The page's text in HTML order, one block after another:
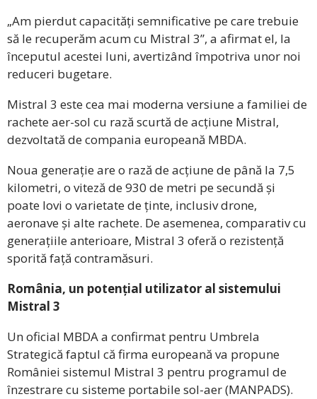
„Am pierdut capacități semnificative pe care trebuie
să le recuperăm acum cu Mistral 3”, a afirmat el, la
începutul acestei luni, avertizând împotriva unor noi
reduceri bugetare.
Mistral 3 este cea mai moderna versiune a familiei de
rachete aer-sol cu rază scurtă de acțiune Mistral,
dezvoltată de compania europeană MBDA.
Noua generație are o rază de acțiune de până la 7,5
kilometri, o viteză de 930 de metri pe secundă și
poate lovi o varietate de ținte, inclusiv drone,
aeronave și alte rachete. De asemenea, comparativ cu
generațiile anterioare, Mistral 3 oferă o rezistență
sporită față contramăsuri.
România, un potențial utilizator al sistemului
Mistral 3
Un oficial MBDA a confirmat pentru Umbrela
Strategică faptul că firma europeană va propune
României sistemul Mistral 3 pentru programul de
înzestrare cu sisteme portabile sol-aer (MANPADS).